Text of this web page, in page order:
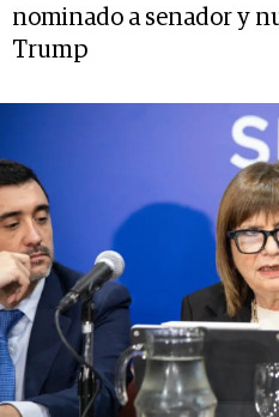
nominado a senador y
Trump